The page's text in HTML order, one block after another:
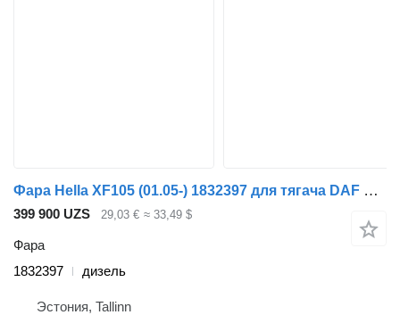
Фара Hella XF105 (01.05-) 1832397 для тягача DAF XF95, XF105 (2001-2014)
399 900 UZS 29,03 € ≈ 33,49 $
Фара
1832397
дизель
Эстония, Tallinn